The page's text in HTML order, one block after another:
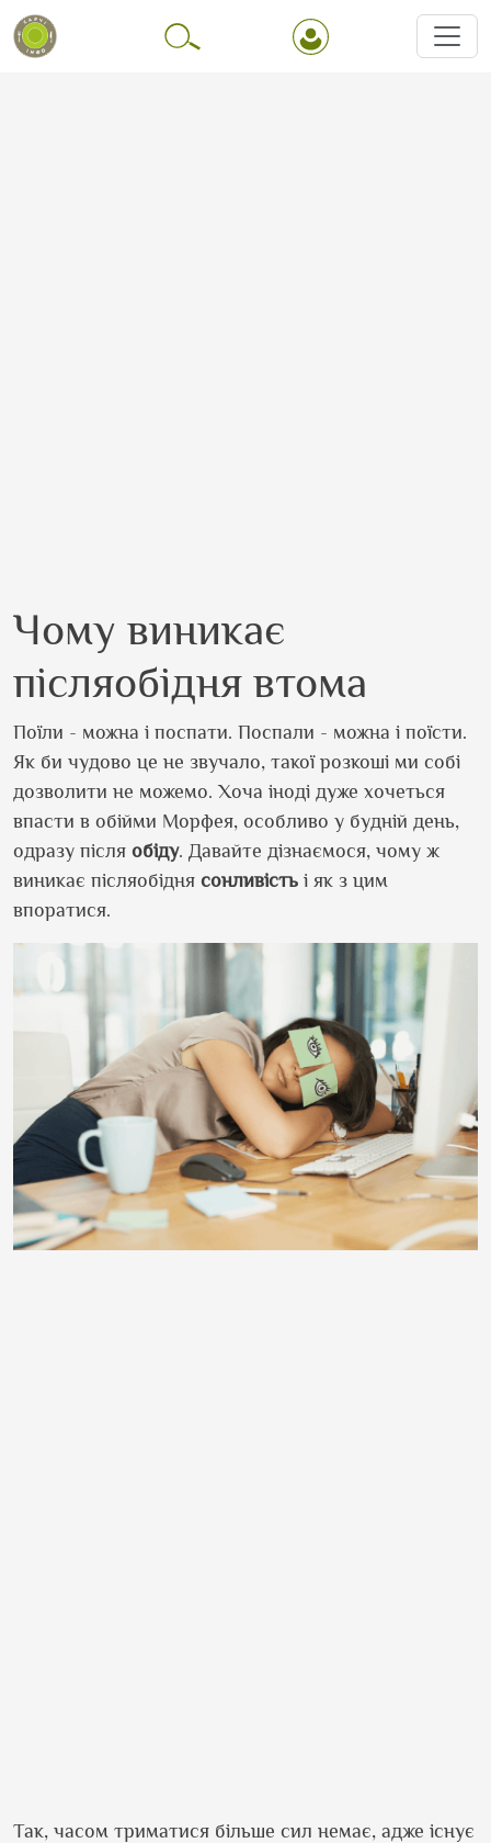
Чому виникає
післяобідня втома
Поїли - можна і поспати. Поспали - можна і поїсти.
Як би чудово це не звучало, такої розкоші ми собі
дозволити не можемо. Хоча іноді дуже хочеться
впасти в обійми Морфея, особливо у будній день,
одразу після обіду. Давайте дізнаємося, чому ж
виникає післяобідня сонливість і як з цим
впоратися.
Так, часом триматися більше сил немає, адже існує